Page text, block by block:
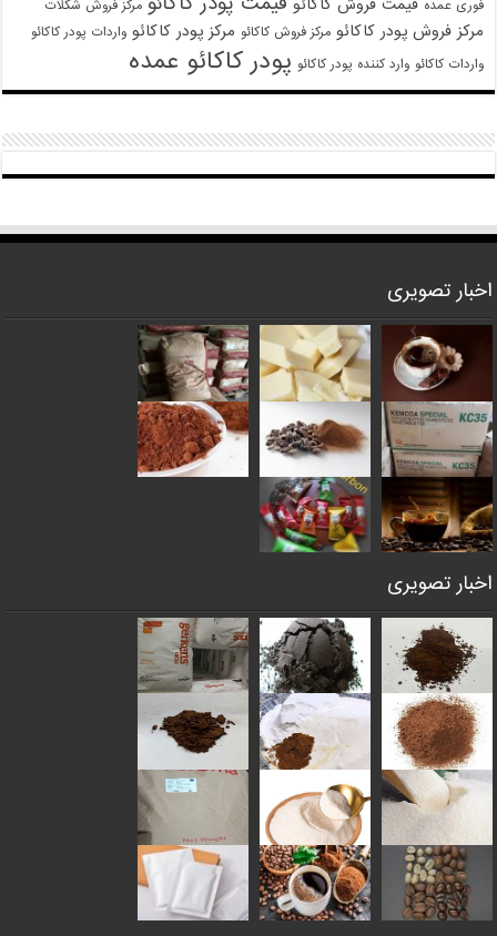
فوری عمده قیمت فروش کاکائو مرکز فروش شکلات
مرکز فروش پودر کاکائو مرکز فروش کاکائو مرکز پودر کاکائو واردات پودر کاکائو
واردات کاکائو وارد کننده پودر کاکائو پودر کاکائو عمده
اخبار تصویری
اخبار تصویری